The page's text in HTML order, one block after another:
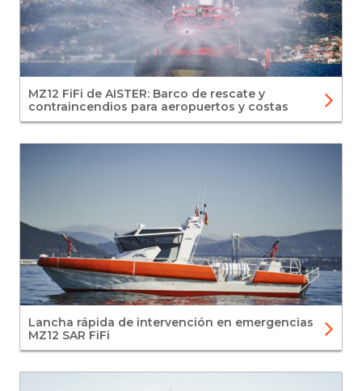
MZ12 FiFi de AISTER: Barco de rescate y
contraincendios para aeropuertos y costas
Lancha rápida de intervención en emergencias
MZ12 SAR FiFi